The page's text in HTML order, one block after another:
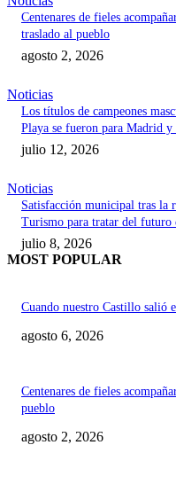
Centenares de fieles
traslado al pueblo
agosto 2, 2026
Noticias
Los títulos de campeones
Playa se fueron para Madrid
julio 12, 2026
Noticias
Satisfacción municipal tras la
Turismo para tratar del futuro
julio 8, 2026
MOST POPULAR
Cuando nuestro Castillo salió
agosto 6, 2026
Centenares de fieles
pueblo
agosto 2, 2026